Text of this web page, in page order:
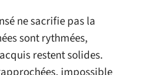
ne sacrifie pas la
sont rythmées,
restent solides.